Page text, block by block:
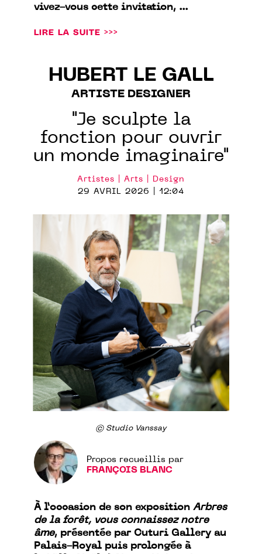
vivez-vous cette invitation, ...
LIRE LA SUITE >>>
HUBERT LE GALL
ARTISTE DESIGNER
"Je sculpte la
fonction pour ouvrir
un monde imaginaire"
Artistes | Arts | Design
29 AVRIL 2026 | 12:04
© Studio Vanssay
Propos recueillis par
FRANÇOIS BLANC
À l’occasion de son exposition Arbres
de la forêt, vous connaissez notre
âme, présentée par Cuturi Gallery au
Palais-Royal puis prolongée à